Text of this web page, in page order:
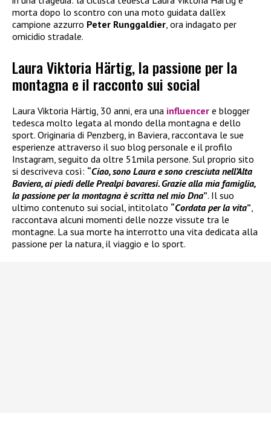
morta dopo lo scontro con una moto guidata dall’ex
campione azzurro Peter Runggaldier, ora indagato per
omicidio stradale.
Laura Viktoria Härtig, la passione per la
montagna e il racconto sui social
Laura Viktoria Härtig, 30 anni, era una influencer e blogger
tedesca molto legata al mondo della montagna e dello
sport. Originaria di Penzberg, in Baviera, raccontava le sue
esperienze attraverso il suo blog personale e il profilo
Instagram, seguito da oltre 51mila persone. Sul proprio sito
si descriveva così: “Ciao, sono Laura e sono cresciuta nell’Alta
Baviera, ai piedi delle Prealpi bavaresi. Grazie alla mia famiglia,
la passione per la montagna è scritta nel mio Dna”. Il suo
ultimo contenuto sui social, intitolato “Cordata per la vita”
raccontava alcuni momenti delle nozze vissute tra le
montagne. La sua morte ha interrotto una vita dedicata alla
passione per la natura, il viaggio e lo sport.